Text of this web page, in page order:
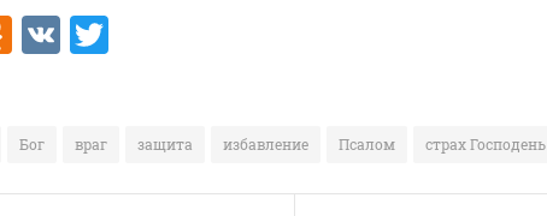
O
d
o
kl
V
K
te
r
Бог враг защита избавление Псалом страх Господень